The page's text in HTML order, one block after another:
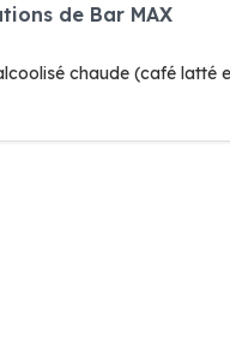
de Bar MAX
chaude (café latté